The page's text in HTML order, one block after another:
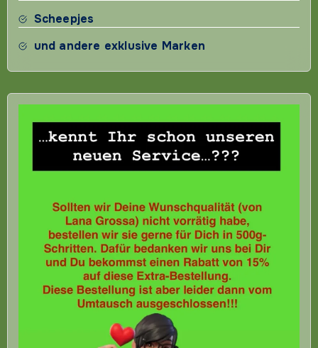
Scheepjes
und andere exklusive Marken